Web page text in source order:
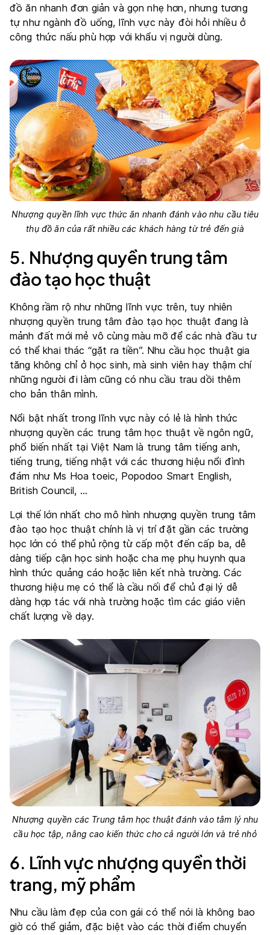
đồ ăn nhanh đơn giản và gọn nhẹ hơn, nhưng tương
tự như ngành đồ uống, lĩnh vực này đòi hỏi nhiều ở
công thức nấu phù hợp với khẩu vị người dùng.
Nhượng quyền lĩnh vực thức ăn nhanh đánh vào nhu cầu tiêu
thụ đồ ăn của rất nhiều các khách hàng từ trẻ đến già
5. Nhượng quyền trung tâm
đào tạo học thuật
Không rầm rộ như những lĩnh vực trên, tuy nhiên
nhượng quyền trung tâm đào tạo học thuật đang là
mảnh đất mới mẻ vô cùng màu mỡ để các nhà đầu tư
có thể khai thác “gặt ra tiền”. Nhu cầu học thuật gia
tăng không chỉ ở học sinh, mà sinh viên hay thậm chí
những người đi làm cũng có nhu cầu trau dồi thêm
cho bản thân mình.
Nổi bật nhất trong lĩnh vực này có lẻ là hình thức
nhượng quyền các trung tâm học thuật về ngôn ngữ,
phổ biến nhất tại Việt Nam là trung tâm tiếng anh,
tiếng trung, tiếng nhật với các thương hiệu nổi đình
đám như Ms Hoa toeic, Popodoo Smart English,
British Council, …
Lợi thế lớn nhất cho mô hình nhượng quyền trung tâm
đào tạo học thuật chính là vị trí đặt gần các trường
học lớn có thể phủ rộng từ cấp một đến cấp ba, dễ
dàng tiếp cận học sinh hoặc cha mẹ phụ huynh qua
hình thức quảng cáo hoặc liên kết nhà trường. Các
thương hiệu mẹ có thể là cầu nối để chủ đại lý dễ
dàng hợp tác với nhà trường hoặc tìm các giáo viên
chất lượng về dạy.
Nhượng quyền các Trung tâm học thuật đánh vào tâm lý nhu
cầu học tập, nâng cao kiến thức cho cả người lớn và trẻ nhỏ
6. Lĩnh vực nhượng quyền thời
trang, mỹ phẩm
Nhu cầu làm đẹp của con gái có thể nói là không bao
giờ có thể giảm, đặc biệt vào các thời điểm chuyển